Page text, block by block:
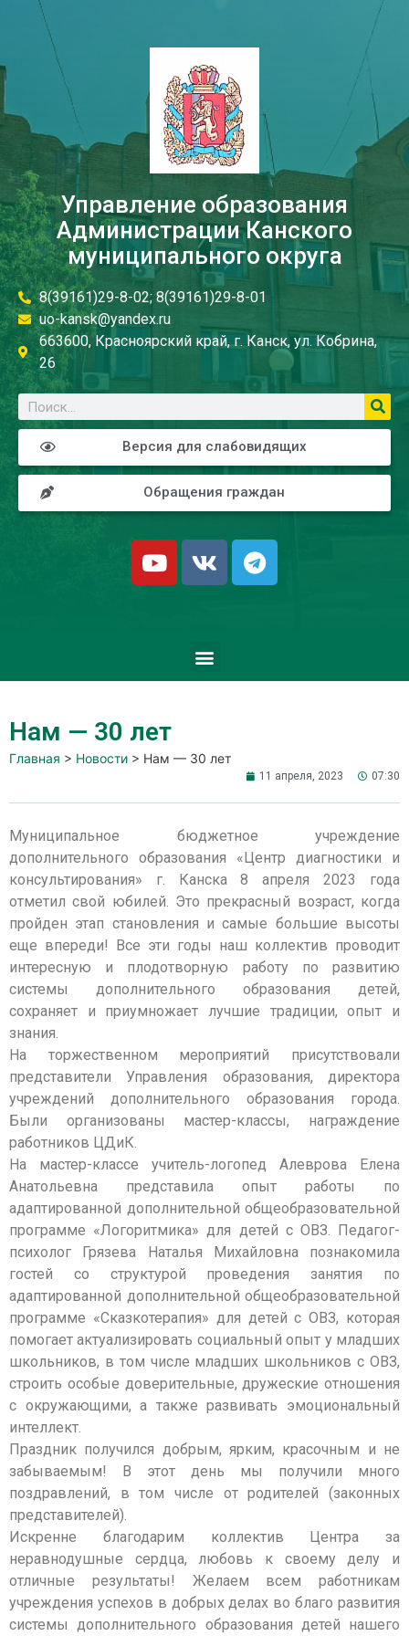
Управление образования
Администрации Канского
муниципального округа
8(39161)29-8-02; 8(39161)29-8-01
uo-kansk@yandex.ru
663600, Красноярский край, г. Канск, ул. Кобрина,
26
Версия для слабовидящих
Обращения граждан
Нам — 30 лет
Главная > Новости > Нам — 30 лет
11 апреля, 2023 07:30
Муниципальное бюджетное учреждение
дополнительного образования «Центр диагностики и
консультирования» г. Канска 8 апреля 2023 года
отметил свой юбилей. Это прекрасный возраст, когда
пройден этап становления и самые большие высоты
еще впереди! Все эти годы наш коллектив проводит
интересную и плодотворную работу по развитию
системы дополнительного образования детей,
сохраняет и приумножает лучшие традиции, опыт и
знания.
На торжественном мероприятий присутствовали
представители Управления образования, директора
учреждений дополнительного образования города.
Были организованы мастер-классы, награждение
работников ЦДиК.
На мастер-классе учитель-логопед Алеврова Елена
Анатольевна представила опыт работы по
адаптированной дополнительной общеобразовательной
программе «Логоритмика» для детей с ОВЗ. Педагог-
психолог Грязева Наталья Михайловна познакомила
гостей со структурой проведения занятия по
адаптированной дополнительной общеобразовательной
программе «Сказкотерапия» для детей с ОВЗ, которая
помогает актуализировать социальный опыт у младших
школьников, в том числе младших школьников с ОВЗ,
строить особые доверительные, дружеские отношения
с окружающими, а также развивать эмоциональный
интеллект.
Праздник получился добрым, ярким, красочным и не
забываемым! В этот день мы получили много
поздравлений, в том числе от родителей (законных
представителей).
Искренне благодарим коллектив Центра за
неравнодушные сердца, любовь к своему делу и
отличные результаты! Желаем всем работникам
учреждения успехов в добрых делах во благо развития
системы дополнительного образования детей нашего